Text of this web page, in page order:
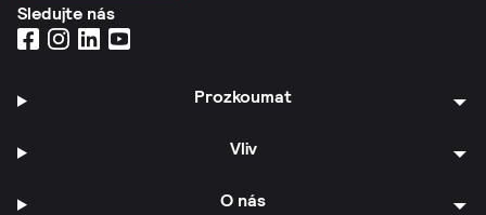
Sledujte nás
Prozkoumat
Vliv
O nás